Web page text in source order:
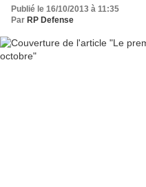
Publié le 16/10/2013 à 11:35
Par RP Defense